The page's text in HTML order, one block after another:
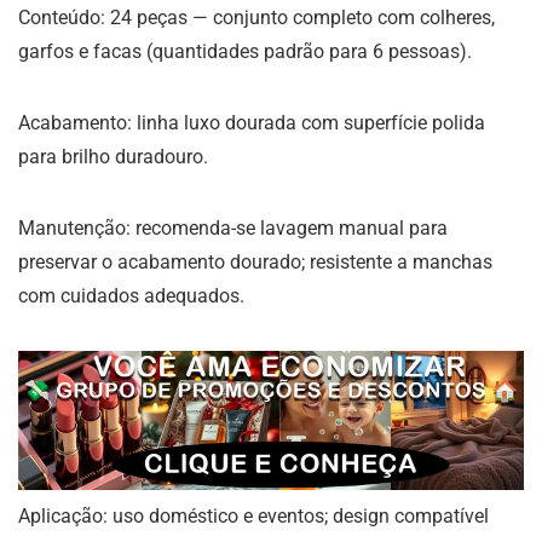
Conteúdo: 24 peças — conjunto completo com colheres,
garfos e facas (quantidades padrão para 6 pessoas).
Acabamento: linha luxo dourada com superfície polida
para brilho duradouro.
Manutenção: recomenda-se lavagem manual para
preservar o acabamento dourado; resistente a manchas
com cuidados adequados.
Aplicação: uso doméstico e eventos; design compatível